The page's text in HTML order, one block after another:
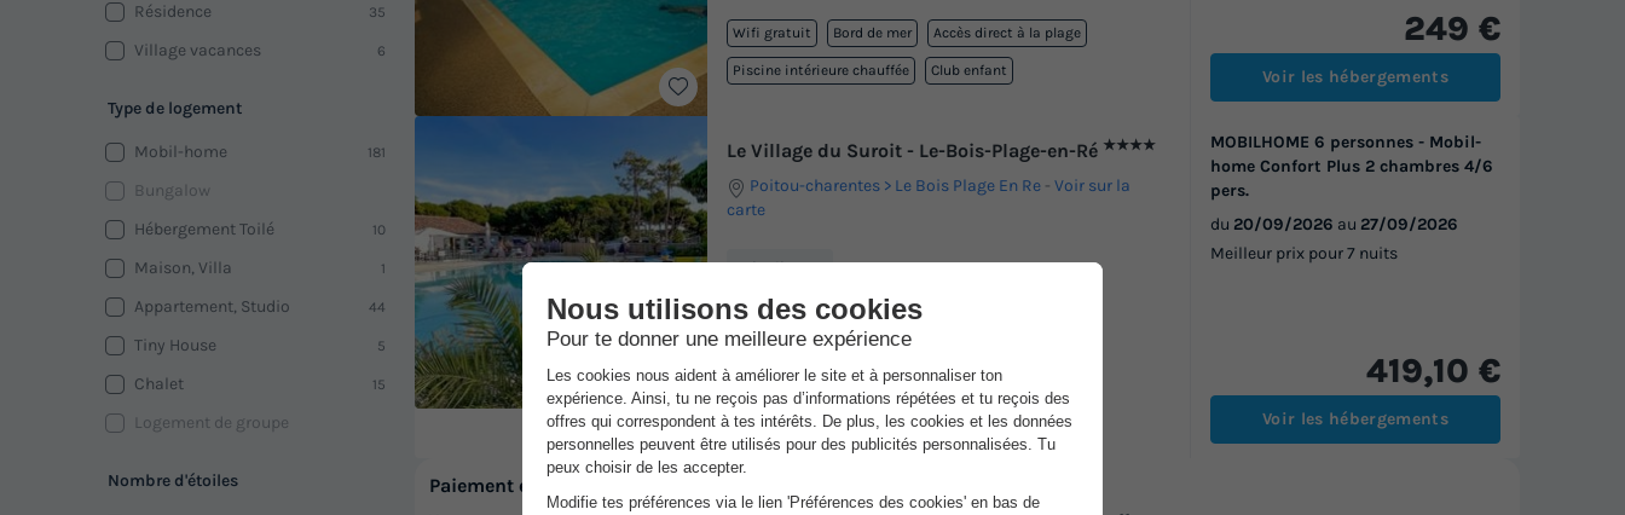
Résidence 35
Village vacances 6
Type de logement
Mobil-home 181
Bungalow
Hébergement Toilé
10
Maison, Villa 1
Appartement, Studio 44
Tiny House 5
Chalet 15
Logement de groupe
Nombre d'étoiles
Wifi gratuit Bord de mer Accès direct à la plage
Piscine intérieure chauffée Club enfant
249 €
Voir les hébergements
Le Village du Suroit - Le-Bois-Plage-en-Ré ★★★★
Poitou-charentes Le Bois Plage En Re -Voir sur la
carte
Avis clients
/10
Bord de mer Piscine extérieure chauffée
Piscine intérieure chauffée Toboggan aquatique
Club enfant
+ 3
MOBILHOME 6 personnes - Mobil-
home Confort Plus 2 chambres 4/6
pers.
du 20/09/2026 au 27/09/2026
Meilleur prix pour 7 nuits
419,10 €
Voir les hébergements
Paiement en 2 ou 3 fois !